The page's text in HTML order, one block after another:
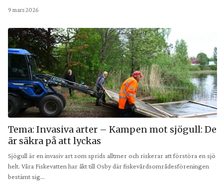
9 mars 2026
Tema: Invasiva arter – Kampen mot sjögull: De
är säkra på att lyckas
Sjögull är en invasiv art som sprids alltmer och riskerar att förstöra en sjö
helt. Våra Fiskevatten har åkt till Osby där fiskevårdsområdesföreningen
bestämt sig…